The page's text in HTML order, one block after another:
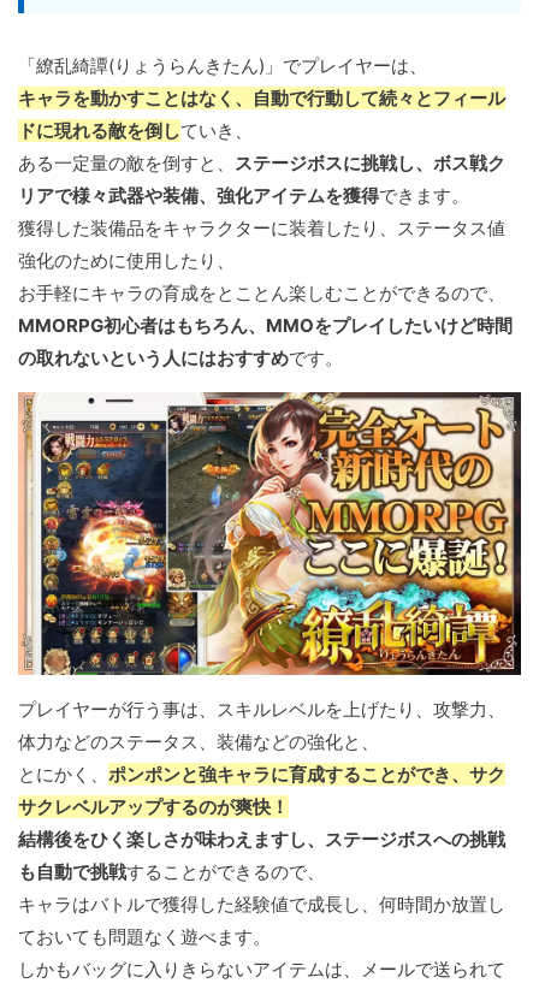
「繚乱綺譚(りょうらんきたん)」でプレイヤーは、
キャラを動かすことはなく、自動で行動して続々とフィール
ドに現れる敵を倒していき、
ある一定量の敵を倒すと、 ステージボスに挑戦し、ボス戦ク
リアで様々武器や装備、強化アイテムを獲得できます。
獲得した装備品をキャラクターに装着したり、ステータス値
強化のために使用したり、
お手軽にキャラの育成をとことん楽しむことができるので、
MMORPG初心者はもちろん、MMOをプレイしたいけど時間
の取れないという人にはおすすめです。
プレイヤーが行う事は、スキルレベルを上げたり、攻撃力、
体力などのステータス、装備などの強化と、
とにかく、 ポンポンと強キャラに育成することができ、サク
サクレベルアップするのが爽快！
結構後をひく楽しさが味わえますし、ステージボスへの挑戦
も自動で挑戦することができるので、
キャラはバトルで獲得した経験値で成長し、何時間か放置し
ておいても問題なく遊べます。
しかもバッグに入りきらないアイテムは、メールで送られて